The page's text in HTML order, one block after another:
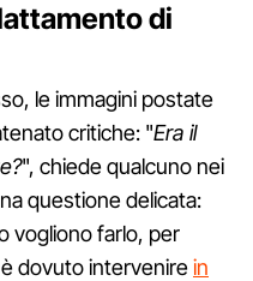
di
le immagini postate
critiche: "Era il
", chiede qualcuno nei
questione delicata:
vogliono farlo, per
è dovuto intervenirein